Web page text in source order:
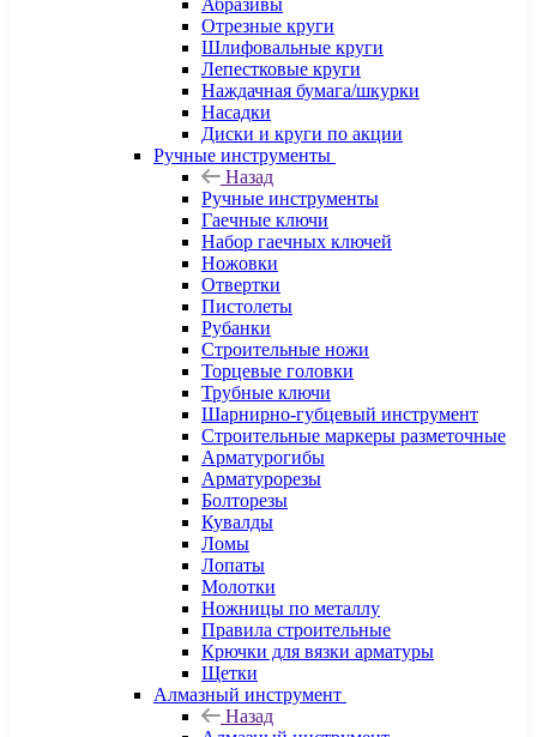
Абразивы
Отрезные круги
Шлифовальные круги
Лепестковые круги
Наждачная бумага/шкурки
Насадки
Диски и круги по акции
Ручные инструменты
Назад
Ручные инструменты
Гаечные ключи
Набор гаечных ключей
Ножовки
Отвертки
Пистолеты
Рубанки
Строительные ножи
Торцевые головки
Трубные ключи
Шарнирно-губцевый инструмент
Строительные маркеры разметочные
Арматурогибы
Арматурорезы
Болторезы
Кувалды
Ломы
Лопаты
Молотки
Ножницы по металлу
Правила строительные
Крючки для вязки арматуры
Щетки
Алмазный инструмент
Назад